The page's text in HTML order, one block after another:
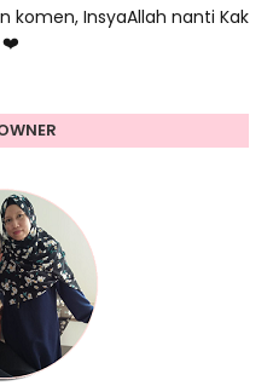
komen, InsyaAllah nanti Kak
❤️